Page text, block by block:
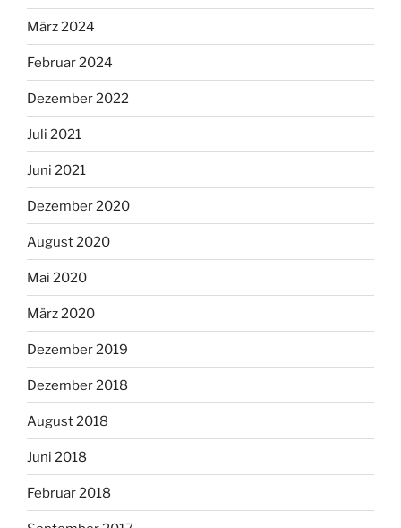
März 2024
Februar 2024
Dezember 2022
Juli 2021
Juni 2021
Dezember 2020
August 2020
Mai 2020
März 2020
Dezember 2019
Dezember 2018
August 2018
Juni 2018
Februar 2018